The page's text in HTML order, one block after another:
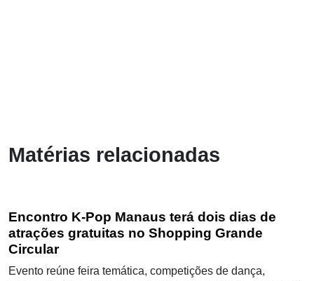
Matérias relacionadas
Encontro K-Pop Manaus terá dois dias de
atrações gratuitas no Shopping Grande
Circular
Evento reúne feira temática, competições de dança,